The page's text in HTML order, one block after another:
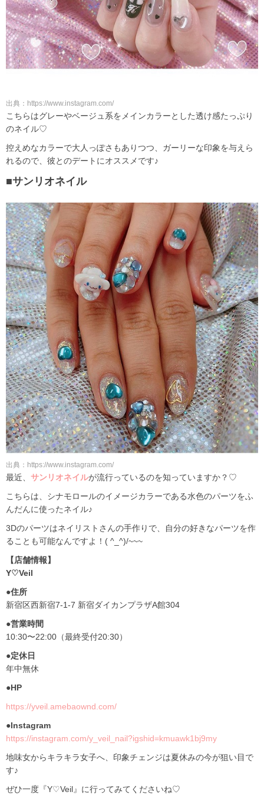
出典：https://www.instagram.com/
こちらはグレーやベージュ系をメインカラーとした透け感たっぷり
のネイル♡
控えめなカラーで大人っぽさもありつつ、ガーリーな印象を与えら
れるので、彼とのデートにオススメです♪
■サンリオネイル
出典：https://www.instagram.com/
最近、 サンリオネイルが流行っているのを知っていますか？♡
こちらは、シナモロールのイメージカラーである水色のパーツをふ
んだんに使ったネイル♪
3Dのパーツはネイリストさんの手作りで、自分の好きなパーツを作
ることも可能なんですよ！( ^_^)/~~~
【店舗情報】
Y♡Veil
●住所
新宿区西新宿7-1-7 新宿ダイカンプラザA館304
●営業時間
10:30〜22:00（最終受付20:30）
●定休日
年中無休
●HP
https://yveil.amebaownd.com/
●Instagram
https://instagram.com/y_veil_nail?igshid=kmuawk1bj9my
地味女からキラキラ女子へ、印象チェンジは夏休みの今が狙い目で
す♪
ぜひ一度『Y♡Veil』に行ってみてくださいね♡